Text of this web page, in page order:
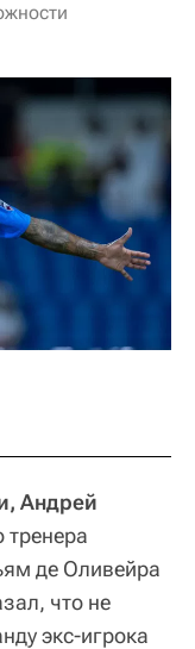
Андрей
де Оливейра
что не
экс-игрока